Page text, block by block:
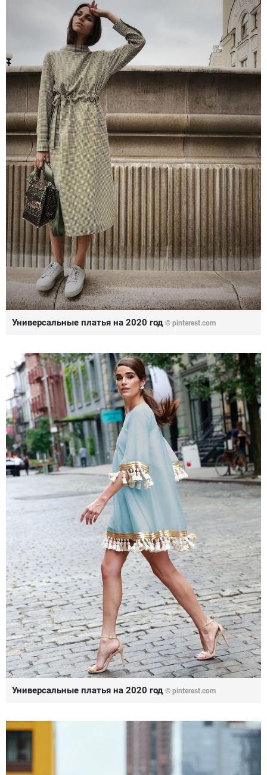
Универсальные платья на 2020 год © pinterest.com
Универсальные платья на 2020 год © pinterest.com